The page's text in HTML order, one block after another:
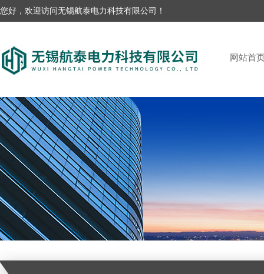
您好，欢迎访问无锡航泰电力科技有限公司！
网站首